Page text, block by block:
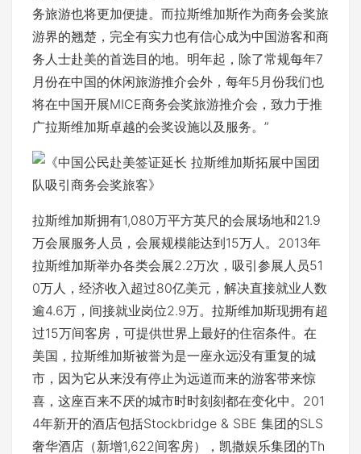
务旅游也将更加便捷。而拉斯维加斯作为商务会奖旅
游界的翘楚，完全有实力也有信心成为中国游客和商
务人士赴美的首选目的地。明年起，除了常规每年7
月份在中国的休闲旅游推介会外，每年5月份我们也
将在中国开展MICE商务会奖旅游推介会，致力于推
广拉斯维加斯卓越的会奖设施以及服务。”
拉斯维加斯拥有1,080万平方英尺的会展场地和21.9
万会展服务人员，会展规模能达到15万人。2013年
拉斯维加斯举办各类会展2.2万次，吸引参展人员51
0万人，经济收入超过80亿美元，解决直接就业人数
逾4.6万，间接就业岗位2.9万。拉斯维加斯现拥有超
过15万间客房，可提供世界上最好的住宿条件。在
美国，拉斯维加斯被誉为是一座永远没有重复的城
市，因为它从来没有停止为远道而来的游客带来惊
喜，这座百来不厌的城市时时刻刻都在变化中。201
4年新开的酒店包括Stockbridge & SBE 集团的SLS
奢华酒店（新增1,622间客房），凯撒娱乐集团的Th